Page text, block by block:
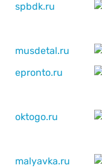
spbdk.ru
musdetal.ru
epronto.ru
oktogo.ru
malyavka.ru